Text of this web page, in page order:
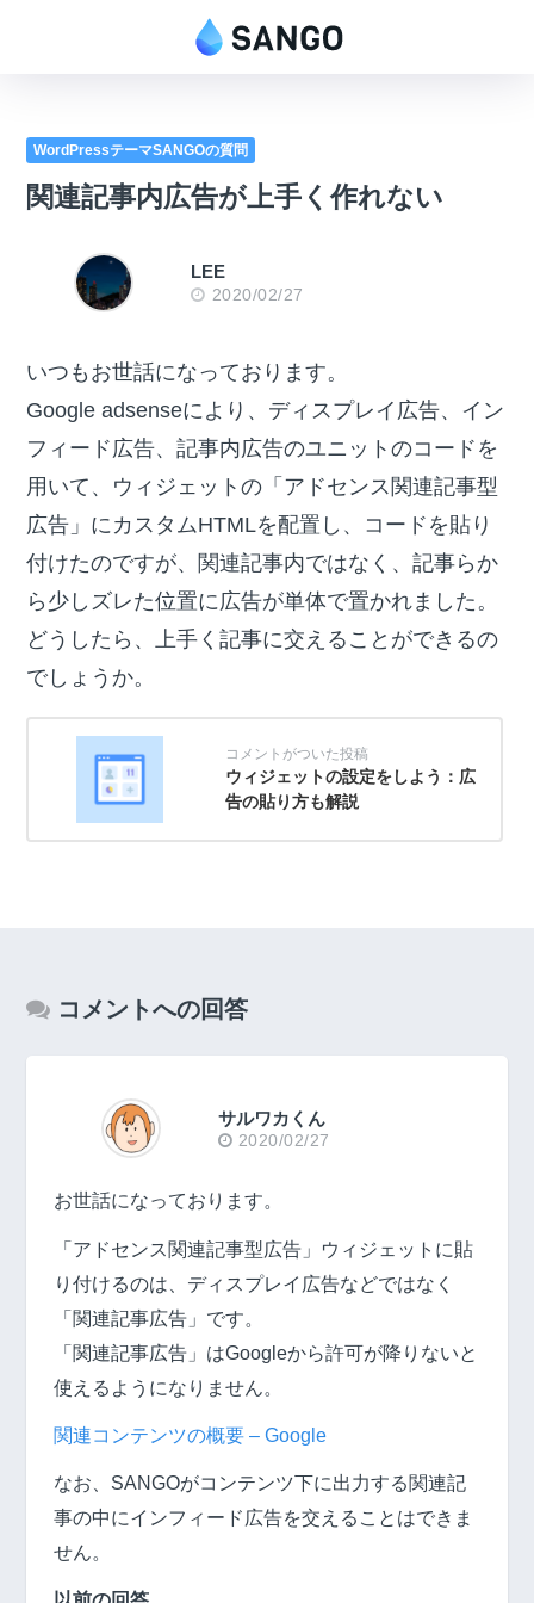
WordPressテーマSANGOの質問
関連記事内広告が上手く作れない
LEE
2020/02/27
いつもお世話になっております。
Google adsenseにより、ディスプレイ広告、イン
フィード広告、記事内広告のユニットのコードを
用いて、ウィジェットの「アドセンス関連記事型
広告」にカスタムHTMLを配置し、コードを貼り
付けたのですが、関連記事内ではなく、記事らか
ら少しズレた位置に広告が単体で置かれました。
どうしたら、上手く記事に交えることができるの
でしょうか。
ウィジェットの設定をしよう：広
告の貼り方も解説
コメントへの回答
サルワカくん
2020/02/27
お世話になっております。
「アドセンス関連記事型広告」ウィジェットに貼
り付けるのは、ディスプレイ広告などではなく
「関連記事広告」です。
「関連記事広告」はGoogleから許可が降りないと
使えるようになりません。
関連コンテンツの概要 – Google
なお、SANGOがコンテンツ下に出力する関連記
事の中にインフィード広告を交えることはできま
せん。